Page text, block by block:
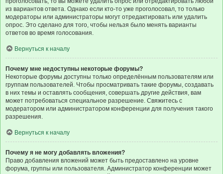
из вариантов ответа. Однако если кто-то уже проголосовал, то только
модераторы или администраторы могут отредактировать или удалить
опрос. Это сделано для того, чтобы нельзя было менять варианты
ответов во время голосования.
Вернуться к началу
Почему мне недоступны некоторые форумы?
Некоторые форумы доступны только определённым пользователям или
группам пользователей. Чтобы просматривать такие форумы, создавать
в них темы и оставлять сообщения, совершать другие действия, вам
может потребоваться специальное разрешение. Свяжитесь с
модератором или администратором конференции для получения такого
разрешения.
Вернуться к началу
Почему я не могу добавлять вложения?
Право добавления вложений может быть предоставлено на уровне
форума, группы или пользователя. Администратор конференции может